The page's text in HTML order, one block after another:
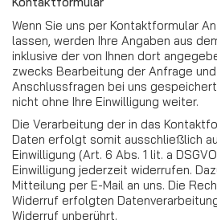
Wenn Sie uns per Kontaktformular
lassen, werden Ihre Angaben aus
inklusive der von Ihnen dort
zwecks Bearbeitung der Anfrage
Anschlussfragen bei uns
nicht ohne Ihre Einwilligung weiter.
Die Verarbeitung der in das
Daten erfolgt somit ausschließlich
Einwilligung (Art. 6 Abs. 1 lit. a
Einwilligung jederzeit widerrufen.
Mitteilung per E-Mail an uns. Die
Widerruf erfolgten
Widerruf unberührt.